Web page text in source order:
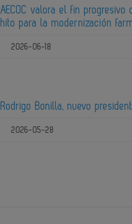
AECOC valora el fin
hito para la modernización
2026-06-18
Rodrigo Bonilla, nuevo
2026-05-28